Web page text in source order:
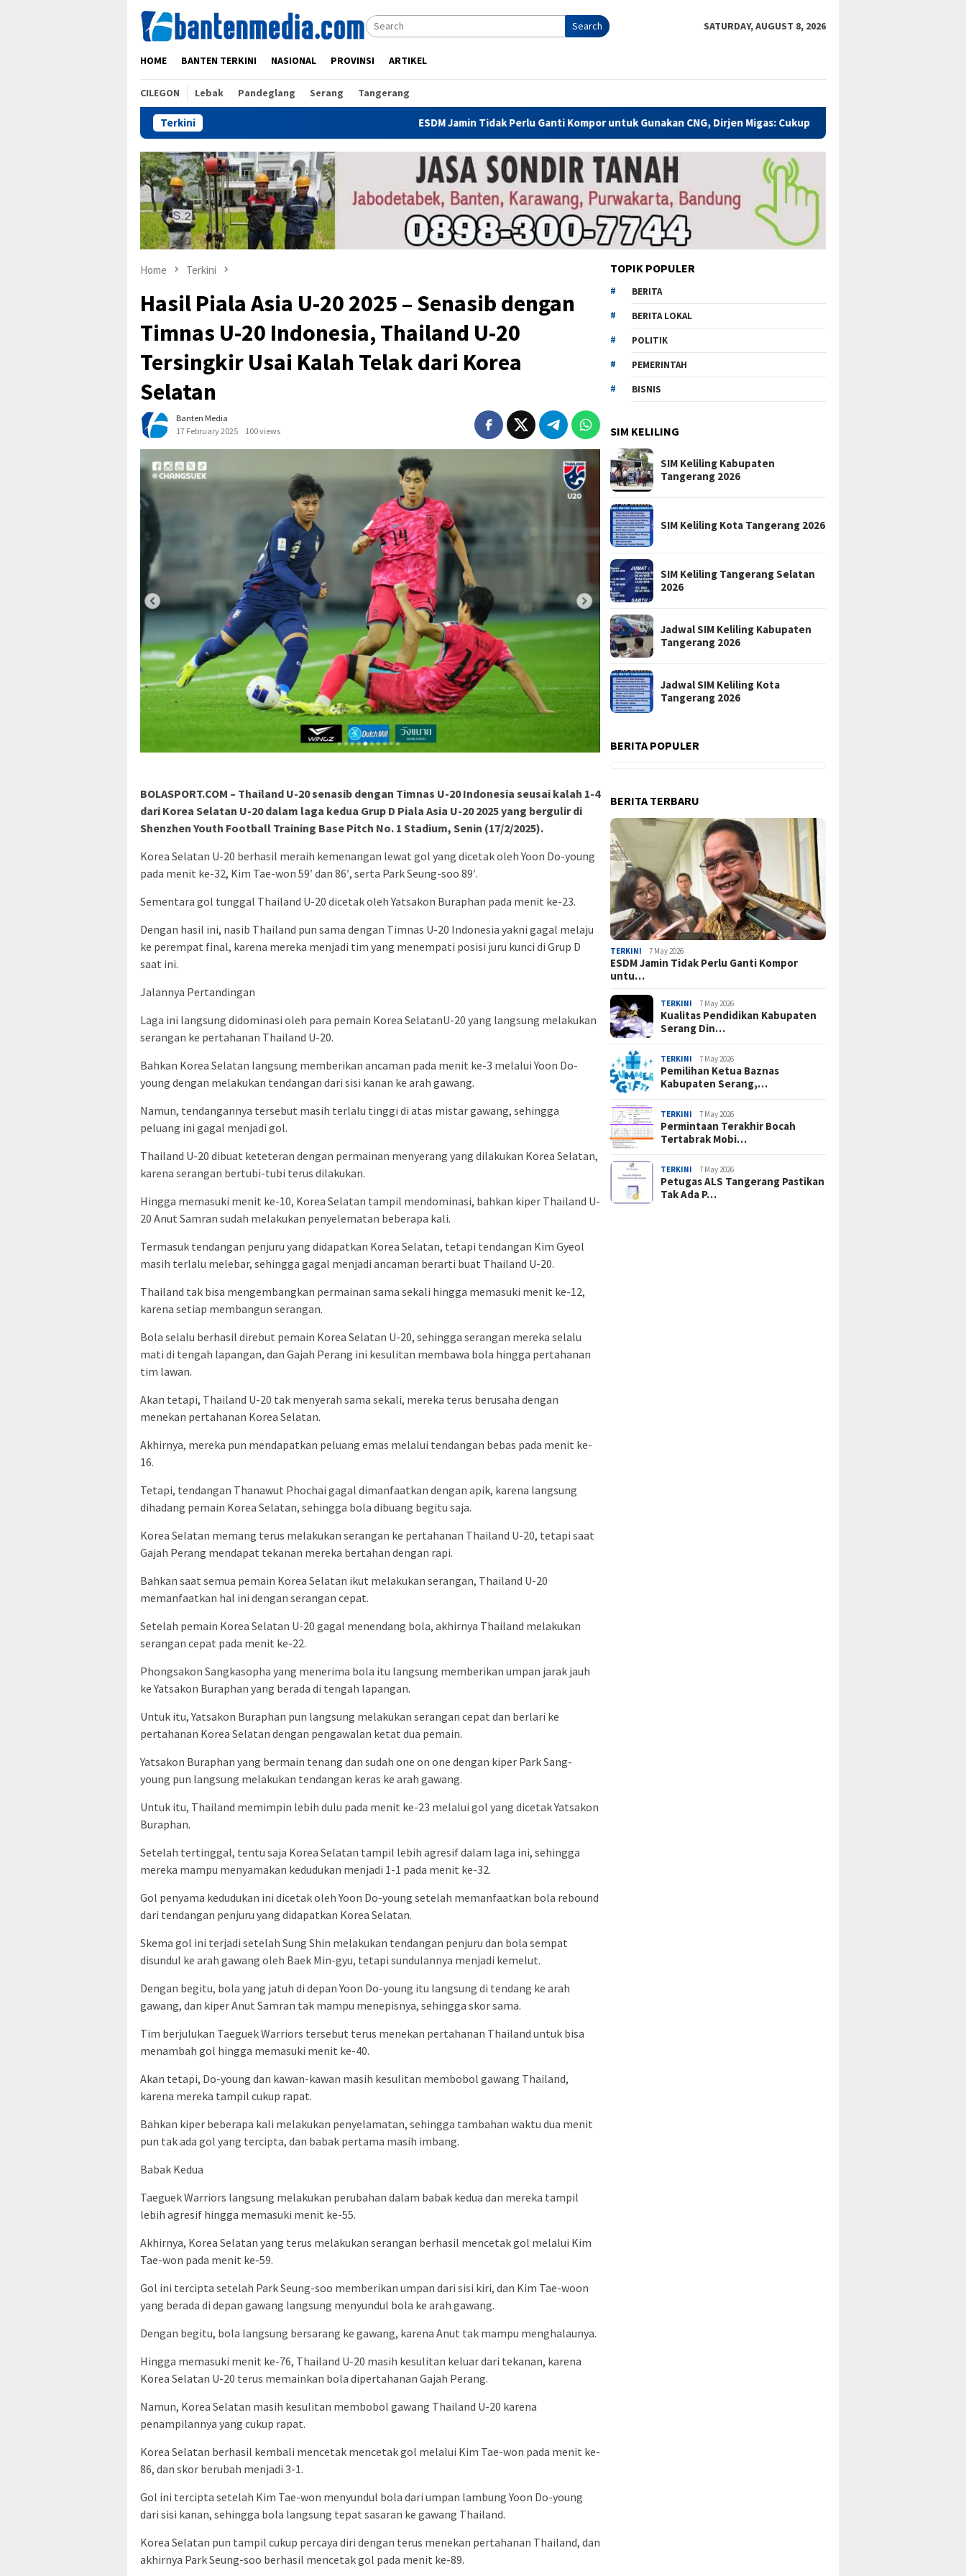
content
Search SATURDAY, AUGUST 8, 2026
HOME BANTEN TERKINI NASIONAL PROVINSI ARTIKEL
CILEGON Lebak Pandeglang Serang Tangerang
Terkini ESDM Jamin Tidak Perlu Ganti Kompor untuk Gunakan CNG, Dirjen Migas: Cukup Plug and Play
Home Terkini
Hasil Piala Asia U-20 2025 – Senasib dengan
Timnas U-20 Indonesia, Thailand U-20
Tersingkir Usai Kalah Telak dari Korea
Selatan
Banten Media
17 February 2025
100 views
BOLASPORT.COM – Thailand U-20 senasib dengan Timnas U-20 Indonesia seusai kalah 1-4
dari Korea Selatan U-20 dalam laga kedua Grup D Piala Asia U-20 2025 yang bergulir di
Shenzhen Youth Football Training Base Pitch No. 1 Stadium, Senin (17/2/2025).
Korea Selatan U-20 berhasil meraih kemenangan lewat gol yang dicetak oleh Yoon Do-young
pada menit ke-32, Kim Tae-won 59′ dan 86′, serta Park Seung-soo 89′.
Sementara gol tunggal Thailand U-20 dicetak oleh Yatsakon Buraphan pada menit ke-23.
Dengan hasil ini, nasib Thailand pun sama dengan Timnas U-20 Indonesia yakni gagal melaju
ke perempat final, karena mereka menjadi tim yang menempati posisi juru kunci di Grup D
saat ini.
Jalannya Pertandingan
Laga ini langsung didominasi oleh para pemain Korea SelatanU-20 yang langsung melakukan
serangan ke pertahanan Thailand U-20.
Bahkan Korea Selatan langsung memberikan ancaman pada menit ke-3 melalui Yoon Do-
young dengan melakukan tendangan dari sisi kanan ke arah gawang.
Namun, tendangannya tersebut masih terlalu tinggi di atas mistar gawang, sehingga
peluang ini gagal menjadi gol.
Thailand U-20 dibuat keteteran dengan permainan menyerang yang dilakukan Korea Selatan,
karena serangan bertubi-tubi terus dilakukan.
Hingga memasuki menit ke-10, Korea Selatan tampil mendominasi, bahkan kiper Thailand U-
20 Anut Samran sudah melakukan penyelematan beberapa kali.
Termasuk tendangan penjuru yang didapatkan Korea Selatan, tetapi tendangan Kim Gyeol
masih terlalu melebar, sehingga gagal menjadi ancaman berarti buat Thailand U-20.
Thailand tak bisa mengembangkan permainan sama sekali hingga memasuki menit ke-12,
karena setiap membangun serangan.
Bola selalu berhasil direbut pemain Korea Selatan U-20, sehingga serangan mereka selalu
mati di tengah lapangan, dan Gajah Perang ini kesulitan membawa bola hingga pertahanan
tim lawan.
Akan tetapi, Thailand U-20 tak menyerah sama sekali, mereka terus berusaha dengan
menekan pertahanan Korea Selatan.
Akhirnya, mereka pun mendapatkan peluang emas melalui tendangan bebas pada menit ke-
16.
Tetapi, tendangan Thanawut Phochai gagal dimanfaatkan dengan apik, karena langsung
dihadang pemain Korea Selatan, sehingga bola dibuang begitu saja.
Korea Selatan memang terus melakukan serangan ke pertahanan Thailand U-20, tetapi saat
Gajah Perang mendapat tekanan mereka bertahan dengan rapi.
Bahkan saat semua pemain Korea Selatan ikut melakukan serangan, Thailand U-20
memanfaatkan hal ini dengan serangan cepat.
Setelah pemain Korea Selatan U-20 gagal menendang bola, akhirnya Thailand melakukan
serangan cepat pada menit ke-22.
Phongsakon Sangkasopha yang menerima bola itu langsung memberikan umpan jarak jauh
ke Yatsakon Buraphan yang berada di tengah lapangan.
Untuk itu, Yatsakon Buraphan pun langsung melakukan serangan cepat dan berlari ke
pertahanan Korea Selatan dengan pengawalan ketat dua pemain.
Yatsakon Buraphan yang bermain tenang dan sudah one on one dengan kiper Park Sang-
young pun langsung melakukan tendangan keras ke arah gawang.
Untuk itu, Thailand memimpin lebih dulu pada menit ke-23 melalui gol yang dicetak Yatsakon
Buraphan.
Setelah tertinggal, tentu saja Korea Selatan tampil lebih agresif dalam laga ini, sehingga
mereka mampu menyamakan kedudukan menjadi 1-1 pada menit ke-32.
Gol penyama kedudukan ini dicetak oleh Yoon Do-young setelah memanfaatkan bola rebound
dari tendangan penjuru yang didapatkan Korea Selatan.
Skema gol ini terjadi setelah Sung Shin melakukan tendangan penjuru dan bola sempat
disundul ke arah gawang oleh Baek Min-gyu, tetapi sundulannya menjadi kemelut.
Dengan begitu, bola yang jatuh di depan Yoon Do-young itu langsung di tendang ke arah
gawang, dan kiper Anut Samran tak mampu menepisnya, sehingga skor sama.
Tim berjulukan Taeguek Warriors tersebut terus menekan pertahanan Thailand untuk bisa
menambah gol hingga memasuki menit ke-40.
Akan tetapi, Do-young dan kawan-kawan masih kesulitan membobol gawang Thailand,
karena mereka tampil cukup rapat.
Bahkan kiper beberapa kali melakukan penyelamatan, sehingga tambahan waktu dua menit
pun tak ada gol yang tercipta, dan babak pertama masih imbang.
Babak Kedua
Taeguek Warriors langsung melakukan perubahan dalam babak kedua dan mereka tampil
lebih agresif hingga memasuki menit ke-55.
Akhirnya, Korea Selatan yang terus melakukan serangan berhasil mencetak gol melalui Kim
Tae-won pada menit ke-59.
Gol ini tercipta setelah Park Seung-soo memberikan umpan dari sisi kiri, dan Kim Tae-woon
yang berada di depan gawang langsung menyundul bola ke arah gawang.
Dengan begitu, bola langsung bersarang ke gawang, karena Anut tak mampu menghalaunya.
Hingga memasuki menit ke-76, Thailand U-20 masih kesulitan keluar dari tekanan, karena
Korea Selatan U-20 terus memainkan bola dipertahanan Gajah Perang.
Namun, Korea Selatan masih kesulitan membobol gawang Thailand U-20 karena
penampilannya yang cukup rapat.
Korea Selatan berhasil kembali mencetak mencetak gol melalui Kim Tae-won pada menit ke-
86, dan skor berubah menjadi 3-1.
Gol ini tercipta setelah Kim Tae-won menyundul bola dari umpan lambung Yoon Do-young
dari sisi kanan, sehingga bola langsung tepat sasaran ke gawang Thailand.
Korea Selatan pun tampil cukup percaya diri dengan terus menekan pertahanan Thailand, dan
akhirnya Park Seung-soo berhasil mencetak gol pada menit ke-89.
TOPIK POPULER
BERITA
BERITA LOKAL
POLITIK
PEMERINTAH
BISNIS
SIM KELILING
SIM Keliling Kabupaten
Tangerang 2026
SIM Keliling Kota Tangerang 2026
SIM Keliling Tangerang Selatan
2026
Jadwal SIM Keliling Kabupaten
Tangerang 2026
Jadwal SIM Keliling Kota
Tangerang 2026
BERITA POPULER
BERITA TERBARU
TERKINI 7 May 2026
ESDM Jamin Tidak Perlu Ganti Kompor
untu…
TERKINI 7 May 2026
Kualitas Pendidikan Kabupaten
Serang Din…
TERKINI 7 May 2026
Pemilihan Ketua Baznas
Kabupaten Serang,…
TERKINI 7 May 2026
Permintaan Terakhir Bocah
Tertabrak Mobi…
TERKINI 7 May 2026
Petugas ALS Tangerang Pastikan
Tak Ada P…